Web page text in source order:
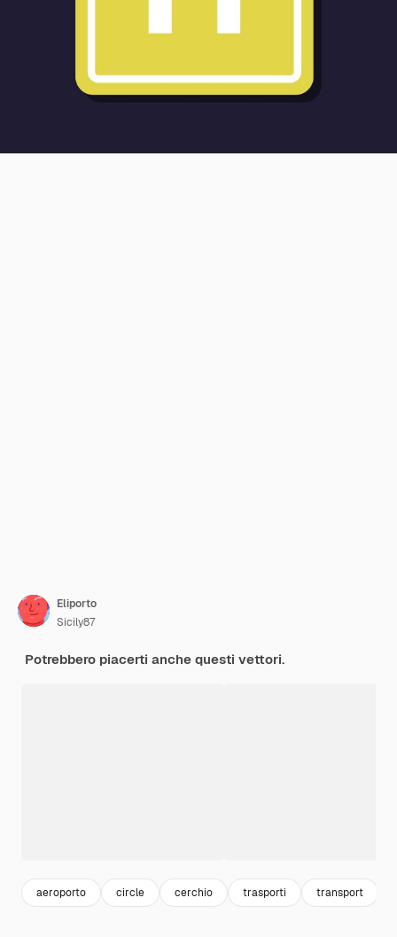
Eliporto
Sicily87
Potrebbero piacerti anche questi vettori.
aeroporto circle cerchio trasporti transport